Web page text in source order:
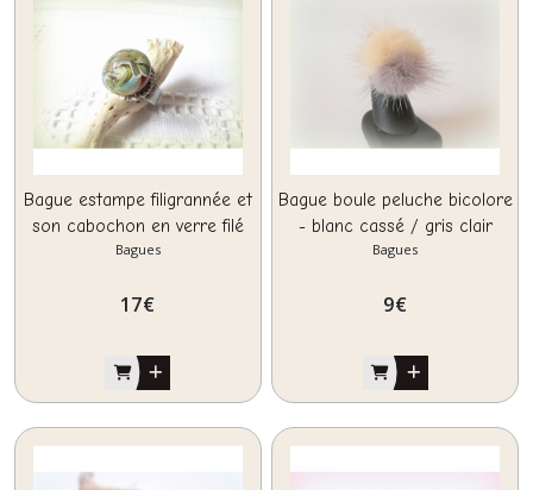
Bague estampe filigrannée et
son cabochon en verre filé
au chalumeau
Bagues
17€
Bague boule peluche bicolore
- blanc cassé / gris clair
Bagues
9€